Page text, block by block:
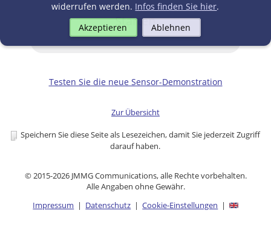
Starten
Testen Sie die neue Sensor-Demonstration
Zur Übersicht
Speichern Sie diese Seite als Lesezeichen, damit Sie jederzeit Zugriff
darauf haben.
© 2015-2026 JMMG Communications, alle Rechte vorbehalten.
Alle Angaben ohne Gewähr.
Impressum | Datenschutz |Cookie-Einstellungen |
widerrufen werden. Infos finden Sie hier.
Akzeptieren
Ablehnen